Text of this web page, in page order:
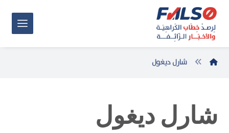
شارل ديغول
شارل ديغول